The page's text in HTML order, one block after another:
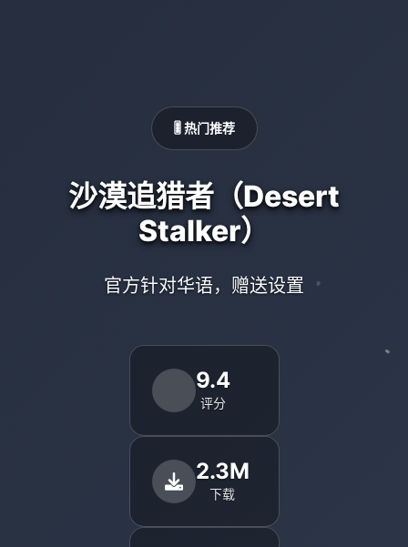
🎚️ 热门推荐
沙漠追猎者（Desert
Stalker）
官方针对华语，赠送设置
9.4
评分
2.3M
下载